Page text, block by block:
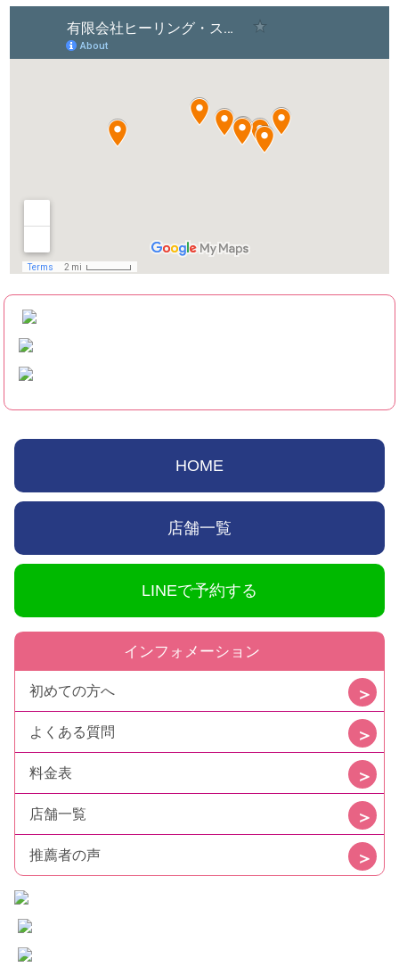
HOME
店舗一覧
LINEで予約する
インフォメーション
初めての方へ
よくある質問
料金表
店舗一覧
推薦者の声